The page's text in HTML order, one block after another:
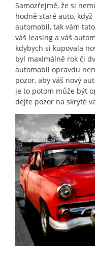
Samozřejmě, že si
hodně staré auto,
automobil, tak vám
váš leasing a váš
kdybych si kupovala
byl maximálně rok či
automobil opravdu
pozor, aby váš nový
je to potom může být
dejte pozor na skryté